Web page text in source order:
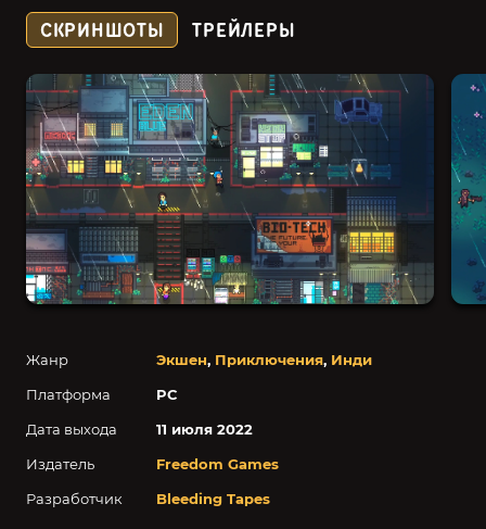
Жанр Экшен, Приключения, Инди
Платформа
PC
Дата выхода
11 июля 2022
Издатель
Freedom Games
Разработчик
Bleeding Tapes
СКРИНШОТЫ ТРЕЙЛЕРЫ